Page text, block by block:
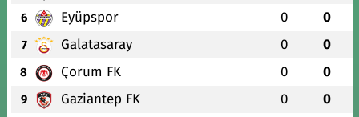
6 Eyüpspor 0 0
7 Galatasaray 0 0
8 Çorum FK 0 0
9 Gaziantep FK 0 0